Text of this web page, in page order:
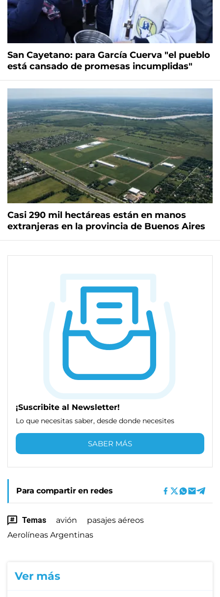
San Cayetano: para García Cuerva "el pueblo
está cansado de promesas incumplidas"
Casi 290 mil hectáreas están en manos
extranjeras en la provincia de Buenos Aires
¡Suscribite al Newsletter!
Lo que necesitas saber, desde donde necesites
SABER MÁS
Para compartir en redes
Temas avión
pasajes aéreos
Aerolíneas Argentinas
Ver más